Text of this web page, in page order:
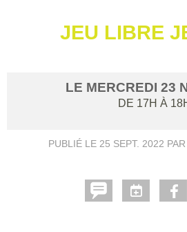
JEU LIBRE
LE MERCREDI 23
DE 17H À
PUBLIÉ LE 25 SEPT. 2022